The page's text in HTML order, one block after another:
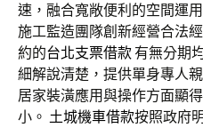
速，融合寬敞便利的空間運用
施工監造團隊創新經營合法
約的台北支票借款 有無分期
細解說清楚，提供單身專人
居家裝潢應用與操作方面顯
小。 土城機車借款按照政府